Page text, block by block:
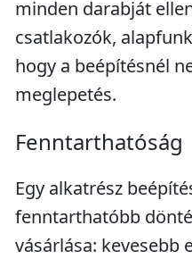
minden darabját
csatlakozók,
hogy a beépítésnél
meglepetés.
Fenntarthatóság
Egy alkatrész
fenntarthatóbb
vásárlása: kevesebb